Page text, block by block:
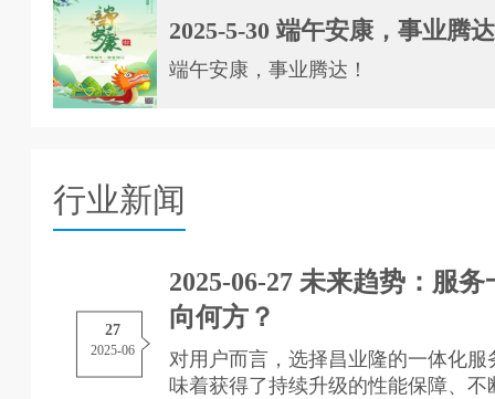
2025-5-30 端午安康，事业腾
端午安康，事业腾达！
行业新闻
27
2025-06
2025-06-27 未来趋势：服
向何方？
对用户而言，选择昌业隆的一体化服
味着获得了持续升级的性能保障、不